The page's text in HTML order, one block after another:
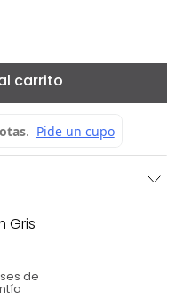
carrito
Gris
de